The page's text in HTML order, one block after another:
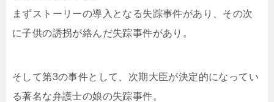
まずストーリーの導入となる失踪事件があり、その次
に子供の誘拐が絡んだ失踪事件があり。
そして第3の事件として、次期大臣が決定的になってい
る著名な弁護士の娘の失踪事件。